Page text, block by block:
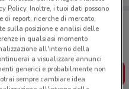
con te!
dei negozi vicino a te,
del risparmio, comodamente
L’APP
Policy. Inoltre, i tuoi dati possono
di report, ricerche di mercato,
sulla posizione e analisi delle
in qualsiasi momento
all'interno della
a visualizzare annunci
generici e probabilmente non
sempre cambiare idea